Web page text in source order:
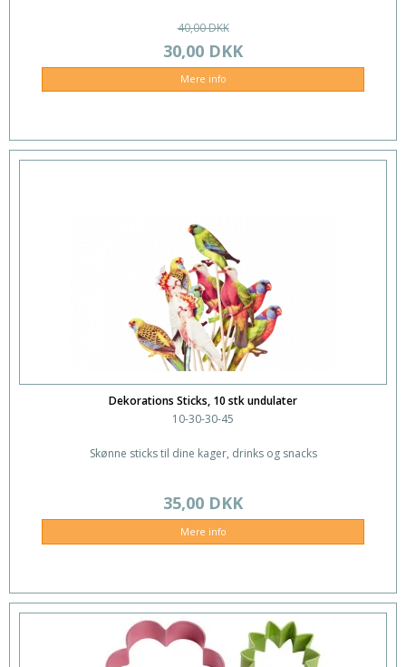
40,00 DKK
30,00 DKK
Mere info
Dekorations Sticks, 10 stk undulater
10-30-30-45
Skønne sticks til dine kager, drinks og snacks
35,00 DKK
Mere info